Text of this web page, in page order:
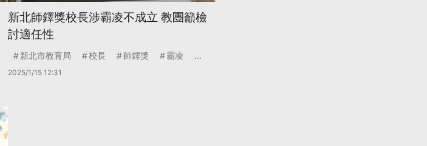
新北師鐸獎校長涉霸凌不成立 教團籲檢
討適任性
新北市教育局 校長 師鐸獎 霸凌 ...
2025/1/15 12:31